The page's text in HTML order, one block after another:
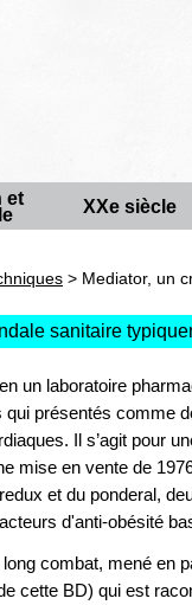
et
XXe siècle
> Mediator, un
sanitaire
un laboratoire
présentés comme
Il s’agit pour
mise en vente de
et du ponderal,
d'anti-obésité
combat, mené en
cette BD) qui est